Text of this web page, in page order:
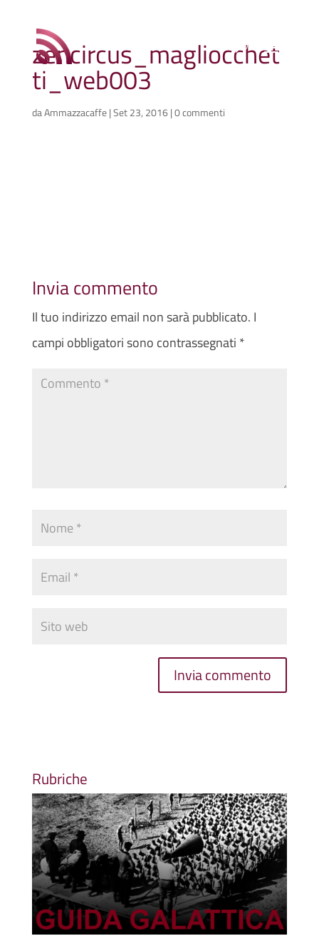
zencircus_magliocchet
ti_web003
daAmmazzacaffe|Set 23, 2016|0 commenti
Invia commento
Il tuo indirizzo email non sarà pubblicato. I
campi obbligatori sono contrassegnati *
Rubriche